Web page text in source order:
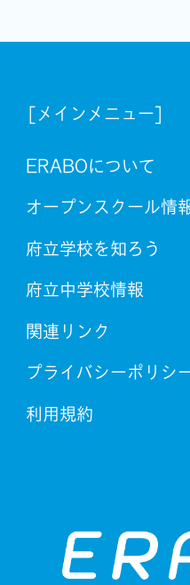
[メインメニュー]
ERABOについて
オープンスクール情
府立学校を知ろう
府立中学校情報
関連リンク
プライバシーポリシ
利用規約